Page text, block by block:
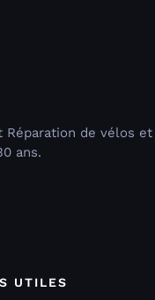
Réparation de vélos et
ans.
UTILES